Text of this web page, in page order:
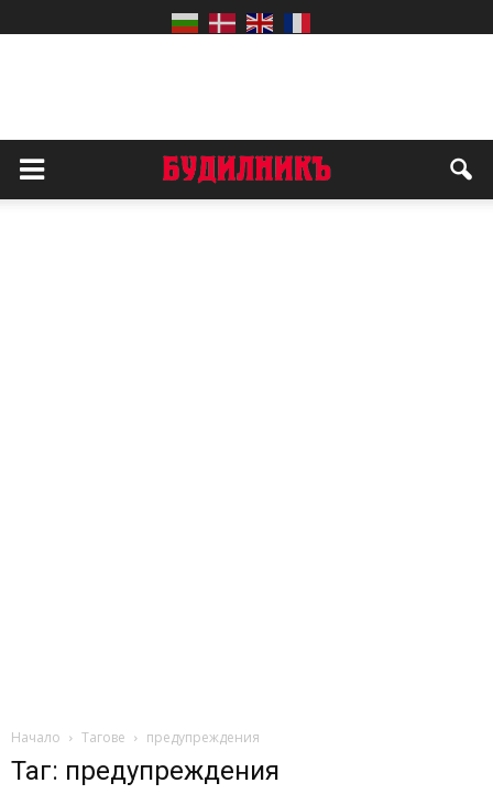
Начало Тагове предупреждения
Таг: предупреждения